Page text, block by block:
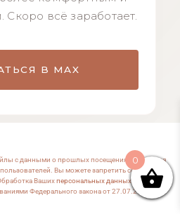
всё заработает.
В MAX
0
с данными о прошлых посещениях сайта) для
Вы можете запретить сохранение
Вашихперсональных данных
Федерального закона от 27.07.2006 №